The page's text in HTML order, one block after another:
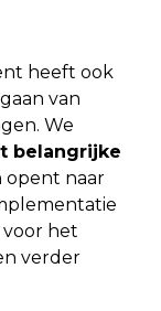
heeft ook
van
We
belangrijke
opent naar
het
verder